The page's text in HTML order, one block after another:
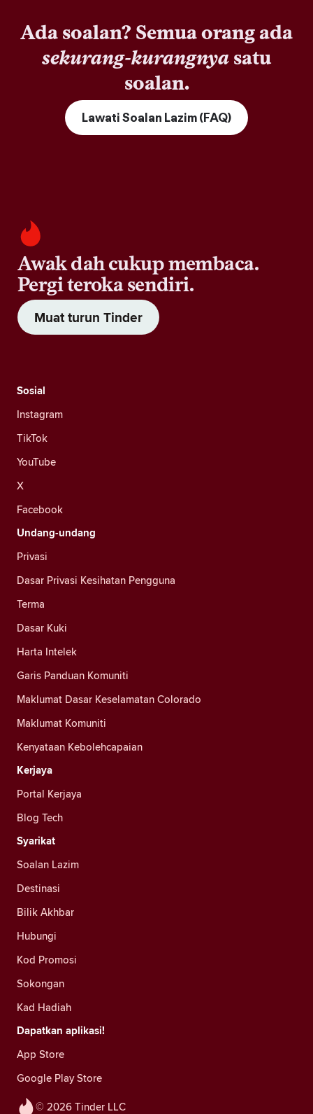
Ada soalan? Semua orang ada
sekurang-kurangnya satu
soalan.
Lawati Soalan Lazim (FAQ)
Awak dah cukup membaca.
Pergi teroka sendiri.
Muat turun Tinder
© 2026 Tinder LLC
Sosial
Instagram
TikTok
YouTube
X
Facebook
Undang-undang
Privasi
Dasar Privasi Kesihatan Pengguna
Terma
Dasar Kuki
Harta Intelek
Garis Panduan Komuniti
Maklumat Dasar Keselamatan Colorado
Maklumat Komuniti
Kenyataan Kebolehcapaian
Kerjaya
Portal Kerjaya
Blog Tech
Syarikat
Soalan Lazim
Destinasi
Bilik Akhbar
Hubungi
Kod Promosi
Sokongan
Kad Hadiah
Dapatkan aplikasi!
App Store
Google Play Store